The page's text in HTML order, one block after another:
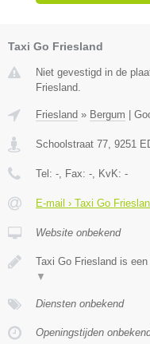
Taxi Go Friesland
Niet gevestigd in de
Friesland.
Friesland » Bergum
Schoolstraat 77 9251
Tel: - , Fax: - , KvK: -
E-mail › Taxi Go
Website onbekend
Taxi Go Friesland is
▼
Diensten onbekend
Openingstijden